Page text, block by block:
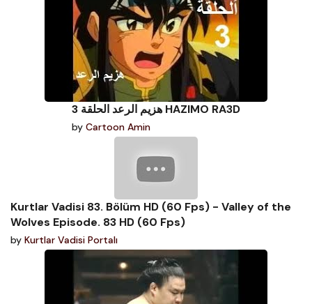
هزيم الرعد الحلقة 3 HAZIMO RA3D
by Cartoon Amin
Kurtlar Vadisi 83. Bölüm HD (60 Fps) - Valley of the
Wolves Episode. 83 HD (60 Fps)
by Kurtlar Vadisi Portalı